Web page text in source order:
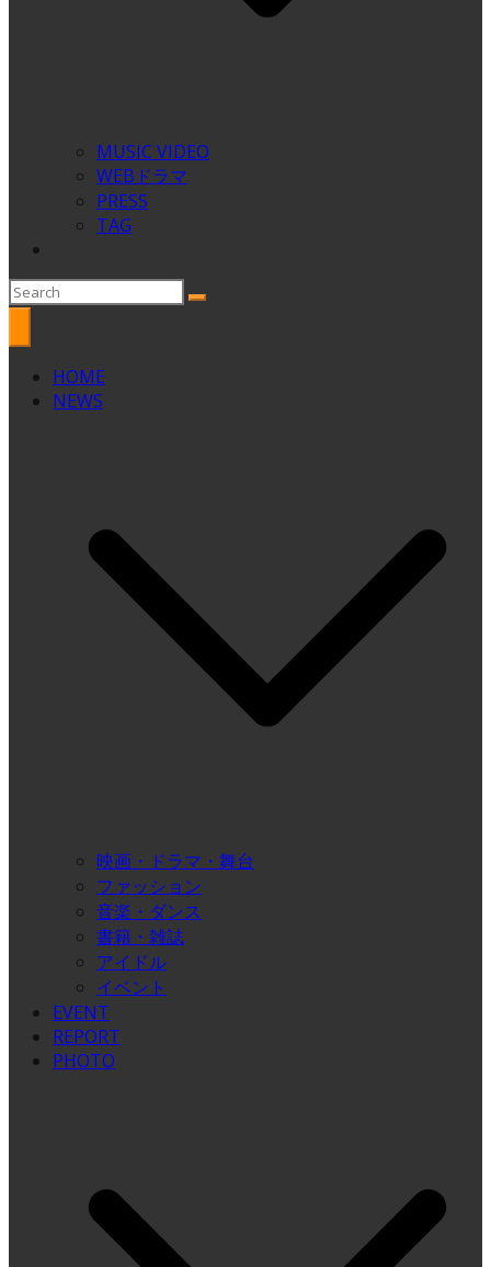
MUSIC VIDEO
WEBドラマ
PRESS
TAG
HOME
NEWS
映画・ドラマ・舞台
ファッション
音楽・ダンス
書籍・雑誌
アイドル
イベント
EVENT
REPORT
PHOTO